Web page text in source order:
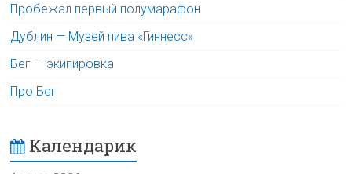
Пробежал первый полумарафон
Дублин — Музей пива «Гиннесс»
Бег — экипировка
Про Бег
Календарик